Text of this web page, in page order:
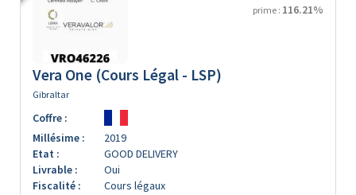
prime : 116.21%
Vera One (Cours Légal - LSP)
Gibraltar
Coffre :
Millésime :
2019
Etat :
GOOD DELIVERY
Livrable :
Oui
Fiscalité :
Cours légaux